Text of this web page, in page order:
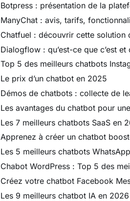
Botpress : présentation de la
ManyChat : avis, tarifs,
Chatfuel : découvrir cette solution
Dialogflow : qu’est-ce que c’est
Top 5 des meilleurs chatbots
Le prix d’un chatbot en 2025
Démos de chatbots : collecte de
Les avantages du chatbot pour
Les 7 meilleurs chatbots SaaS en
Apprenez à créer un chatbot
Les 5 meilleurs chatbots
Chabot WordPress : Top 5 des
Créez votre chatbot Facebook
Les 9 meilleurs chatbot IA en 2026